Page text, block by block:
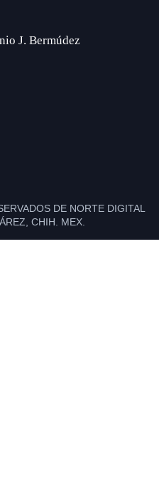
J. Bermúdez
DE NORTE DIGITAL
CHIH. MEX.